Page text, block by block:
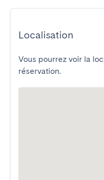
Localisation
Vous pourrez voir la
réservation.